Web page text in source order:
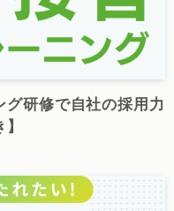
グ研修で自社の採用力